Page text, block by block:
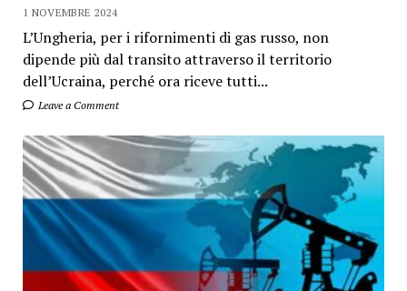
1 NOVEMBRE 2024
L’Ungheria, per i rifornimenti di gas russo, non
dipende più dal transito attraverso il territorio
dell’Ucraina, perché ora riceve tutti...
Leave a Comment